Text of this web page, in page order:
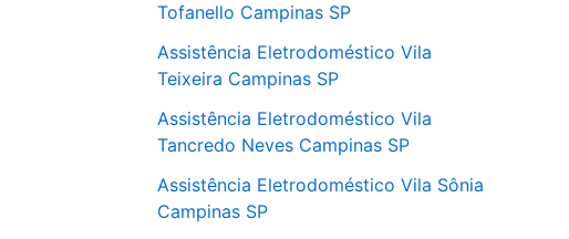
Tofanello Campinas SP
Assistência Eletrodoméstico Vila
Teixeira Campinas SP
Assistência Eletrodoméstico Vila
Tancredo Neves Campinas SP
Assistência Eletrodoméstico Vila Sônia
Campinas SP